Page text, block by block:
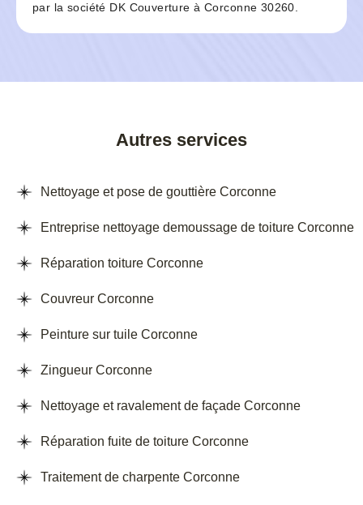
par la société DK Couverture à Corconne 30260.
Autres services
Nettoyage et pose de gouttière Corconne
Entreprise nettoyage demoussage de toiture Corconne
Réparation toiture Corconne
Couvreur Corconne
Peinture sur tuile Corconne
Zingueur Corconne
Nettoyage et ravalement de façade Corconne
Réparation fuite de toiture Corconne
Traitement de charpente Corconne